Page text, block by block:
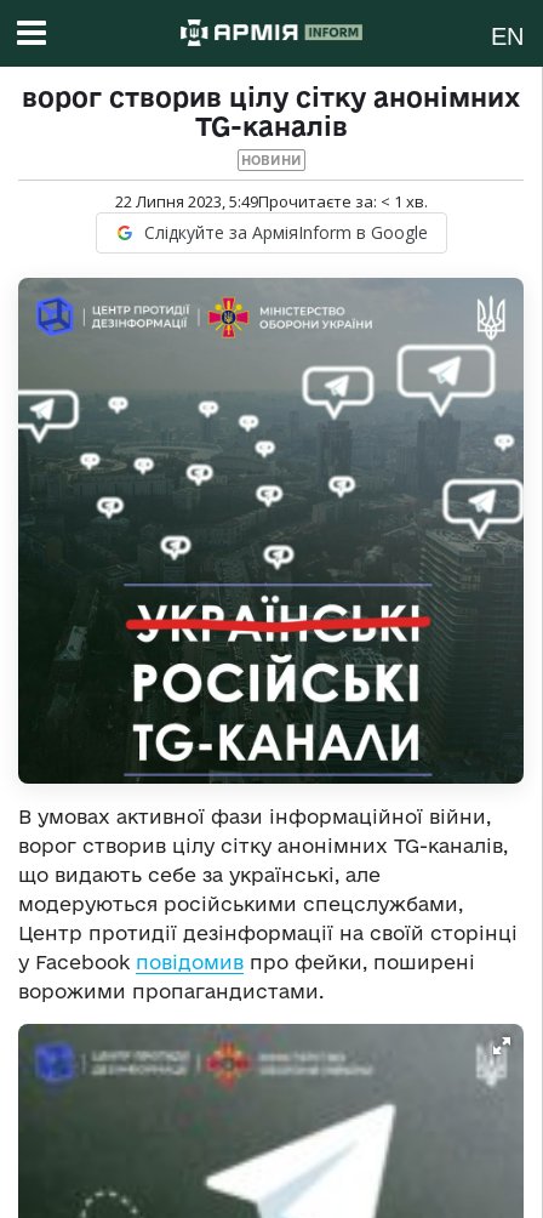
EN
ворог створив цілу сітку анонімних
TG-каналів
НОВИНИ
22 Липня 2023, 5:49Прочитаєте за: < 1 хв.
Слідкуйте за АрміяInform в Google
В умовах активної фази інформаційної війни,
ворог створив цілу сітку анонімних TG-каналів,
що видають себе за українські, але
модеруються російськими спецслужбами,
Центр протидії дезінформації на своїй сторінці
у Facebook повідомив про фейки, поширені
ворожими пропагандистами.